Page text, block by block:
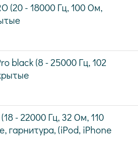
(20 - 18000 Гц, 100 Ом,
black (8 - 25000 Гц, 102
- 22000 Гц, 32 Ом, 110
гарнитура, (iPod, iPhone